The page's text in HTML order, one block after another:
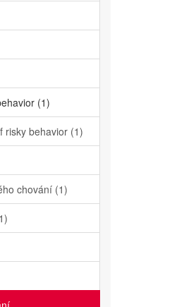
(1)
risky behavior (1)
chování (1)